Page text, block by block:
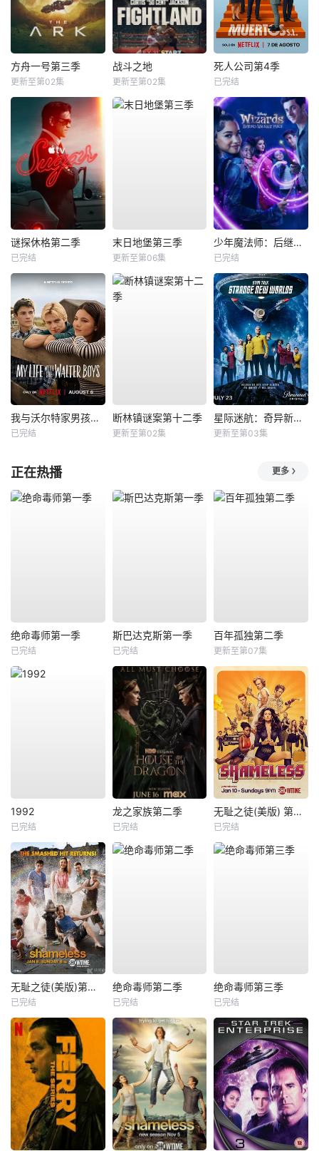
方舟一号第三季
更新至第02集
战斗之地
更新至第02集
死人公司第4季
已完结
谜探休格第二季
已完结
末日地堡第三季
更新至第06集
少年魔法师：后继者第三季
已完结
我与沃尔特家男孩的生活第三季
已完结
断林镇谜案第十二季
更新至第02集
星际迷航：奇异新世界第四季
更新至第03集
正在热播 更多
绝命毒师第一季
已完结
斯巴达克斯第一季
已完结
百年孤独第二季
更新至第07集
1992
已完结
龙之家族第二季
已完结
无耻之徒(美版) 第六季
已完结
无耻之徒(美版)第二季
已完结
绝命毒师第二季
已完结
绝命毒师第三季
已完结